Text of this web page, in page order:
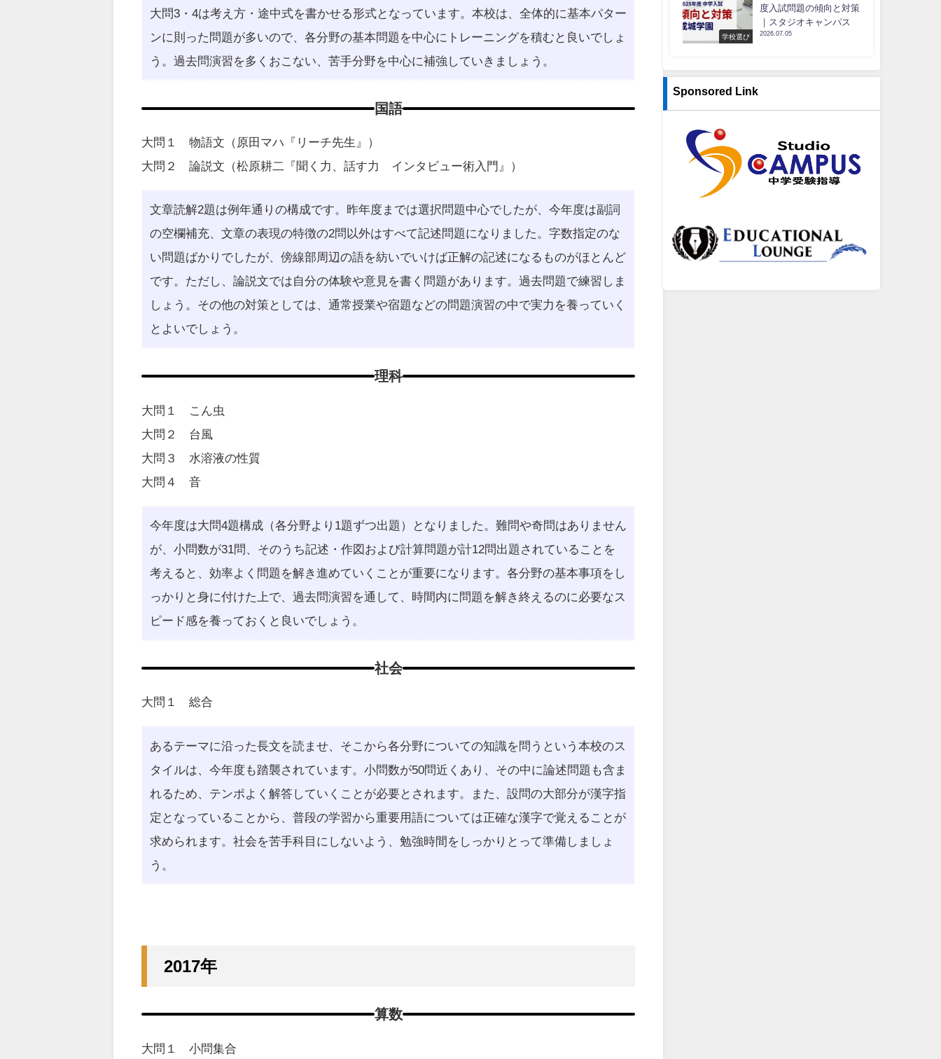
大問3・4は考え方・途中式を書かせる形式となっています。本校は、全体的に基本パター
ンに則った問題が多いので、各分野の基本問題を中心にトレーニングを積むと良いでしょ
う。過去問演習を多くおこない、苦手分野を中心に補強していきましょう。
国語
大問１ 物語文（原田マハ『リーチ先生』）
大問２ 論説文（松原耕二『聞く力、話す力 インタビュー術入門』）
文章読解2題は例年通りの構成です。昨年度までは選択問題中心でしたが、今年度は副詞
の空欄補充、文章の表現の特徴の2問以外はすべて記述問題になりました。字数指定のな
い問題ばかりでしたが、傍線部周辺の語を紡いでいけば正解の記述になるものがほとんど
です。ただし、論説文では自分の体験や意見を書く問題があります。過去問題で練習しま
しょう。その他の対策としては、通常授業や宿題などの問題演習の中で実力を養っていく
とよいでしょう。
理科
大問１ こん虫
大問２ 台風
大問３ 水溶液の性質
大問４ 音
今年度は大問4題構成（各分野より1題ずつ出題）となりました。難問や奇問はありません
が、小問数が31問、そのうち記述・作図および計算問題が計12問出題されていることを
考えると、効率よく問題を解き進めていくことが重要になります。各分野の基本事項をし
っかりと身に付けた上で、過去問演習を通して、時間内に問題を解き終えるのに必要なス
ピード感を養っておくと良いでしょう。
社会
大問１ 総合
あるテーマに沿った長文を読ませ、そこから各分野についての知識を問うという本校のス
タイルは、今年度も踏襲されています。小問数が50問近くあり、その中に論述問題も含ま
れるため、テンポよく解答していくことが必要とされます。また、設問の大部分が漢字指
定となっていることから、普段の学習から重要用語については正確な漢字で覚えることが
求められます。社会を苦手科目にしないよう、勉強時間をしっかりとって準備しましょ
う。
2017年
算数
大問１ 小問集合
学校選び
度入試問題の傾向と対策
｜スタジオキャンパス
2026.07.05
Sponsored Link